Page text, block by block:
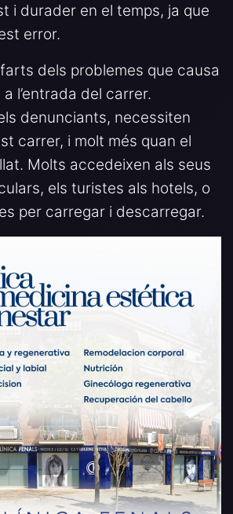
i durader en el temps, ja que
error.
dels problemes que causa
l’entrada del carrer.
denunciants, necessiten
carrer, i molt més quan el
Molts accedeixen als seus
els turistes als hotels, o
per carregar i descarregar.